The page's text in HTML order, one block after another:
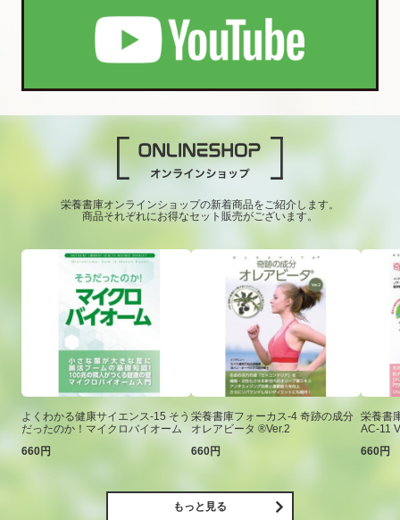
栄養書庫オンラインショップの新着商品をご紹介します。
商品それぞれにお得なセット販売がございます。
よくわかる健康サイエンス-15 そう
だったのか！マイクロバイオーム
660円
栄養書庫フォーカス-4 奇跡の成分
オレアビータ ®Ver.2
660円
栄養書
AC-11
660円
もっと見る